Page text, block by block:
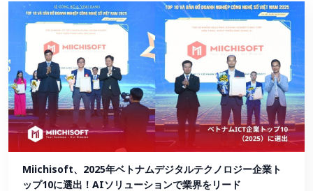
Miichisoft、2025年ベトナムデジタルテクノロジー企業ト
ップ10に選出！AIソリューションで業界をリード